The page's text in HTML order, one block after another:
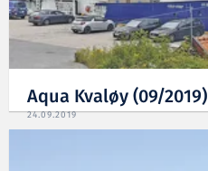
Aqua Kvaløy (09/2019)
24.09.2019